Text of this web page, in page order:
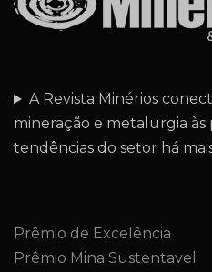
A Revista Minérios
mineração e metalurgia às
tendências do setor há
Prêmio de Excelência
Prêmio Mina Sustentavel